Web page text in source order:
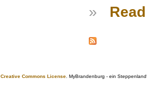
»
Creative Commons License. MyBrandenburg - ein